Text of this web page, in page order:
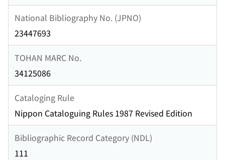
National Bibliography No. (JPNO)
23447693
TOHAN MARC No.
34125086
Cataloging Rule
Nippon Cataloguing Rules 1987 Revised Edition
Bibliographic Record Category (NDL)
111